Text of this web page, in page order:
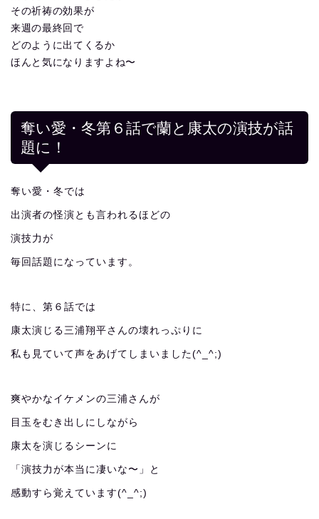
その祈祷の効果が
来週の最終回で
どのように出てくるか
ほんと気になりますよね〜
奪い愛・冬第６話で蘭と康太の演技が話
題に！
奪い愛・冬では
出演者の怪演とも言われるほどの
演技力が
毎回話題になっています。
特に、第６話では
康太演じる三浦翔平さんの壊れっぷりに
私も見ていて声をあげてしまいました(^_^;)
爽やかなイケメンの三浦さんが
目玉をむき出しにしながら
康太を演じるシーンに
「演技力が本当に凄いな〜」と
感動すら覚えています(^_^;)